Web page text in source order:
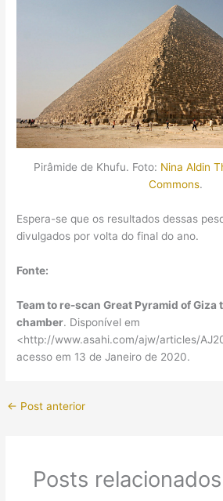
Pirâmide de Khufu. Foto: Nina Aldin
Commons.
Espera-se que os resultados dessas
divulgados por volta do final do ano.
Fonte:
Team to re-scan Great Pyramid of
chamber. Disponível em
<http://www.asahi.com/ajw/articles/
acesso em 13 de Janeiro de 2020.
← Post anterior
Posts relacionados